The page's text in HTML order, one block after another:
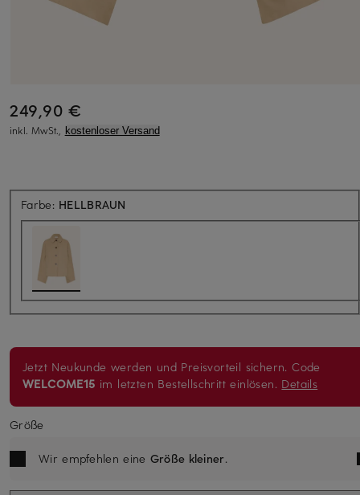
249,90 €
inkl. MwSt., kostenloser Versand
Farbe: HELLBRAUN
Jetzt Neukunde werden und Preisvorteil sichern. Code
WELCOME15 im letzten Bestellschritt einlösen. Details
Größe
Wir empfehlen eine Größe kleiner.